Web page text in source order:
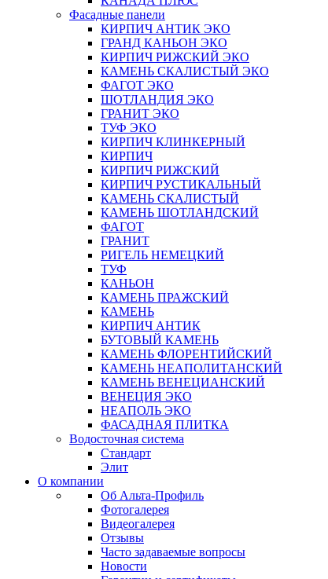
Фасадные панели
КИРПИЧ АНТИК ЭКО
ГРАНД КАНЬОН ЭКО
КИРПИЧ РИЖСКИЙ ЭКО
КАМЕНЬ СКАЛИСТЫЙ ЭКО
ФАГОТ ЭКО
ШОТЛАНДИЯ ЭКО
ГРАНИТ ЭКО
ТУФ ЭКО
КИРПИЧ КЛИНКЕРНЫЙ
КИРПИЧ
КИРПИЧ РИЖСКИЙ
КИРПИЧ РУСТИКАЛЬНЫЙ
КАМЕНЬ СКАЛИСТЫЙ
КАМЕНЬ ШОТЛАНДСКИЙ
ФАГОТ
ГРАНИТ
РИГЕЛЬ НЕМЕЦКИЙ
ТУФ
КАНЬОН
КАМЕНЬ ПРАЖСКИЙ
КАМЕНЬ
КИРПИЧ АНТИК
БУТОВЫЙ КАМЕНЬ
КАМЕНЬ ФЛОРЕНТИЙСКИЙ
КАМЕНЬ НЕАПОЛИТАНСКИЙ
КАМЕНЬ ВЕНЕЦИАНСКИЙ
ВЕНЕЦИЯ ЭКО
НЕАПОЛЬ ЭКО
ФАСАДНАЯ ПЛИТКА
Водосточная система
Стандарт
Элит
О компании
Об Альта-Профиль
Фотогалерея
Видеогалерея
Отзывы
Часто задаваемые вопросы
Новости